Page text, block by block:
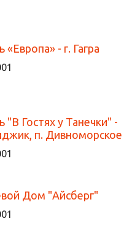
«Европа» - г. Гагра
"В Гостях у Танечки" -
п. Дивноморское
Дом "Айсберг"